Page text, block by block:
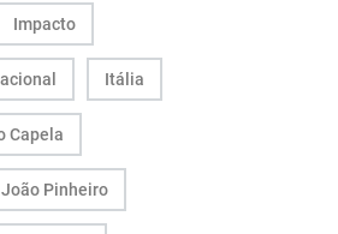
Impacto
Itália
Capela
João Pinheiro